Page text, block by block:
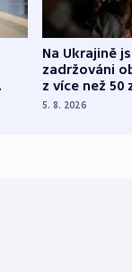
Na Ukrajině
zadržováni
z více než 50
Bojovali na
5. 8. 2026